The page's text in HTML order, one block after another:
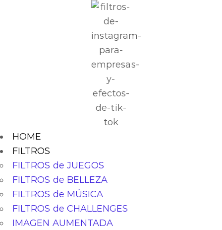
HOME
FILTROS
FILTROS de JUEGOS
FILTROS de BELLEZA
FILTROS de MÚSICA
FILTROS de CHALLENGES
IMAGEN AUMENTADA